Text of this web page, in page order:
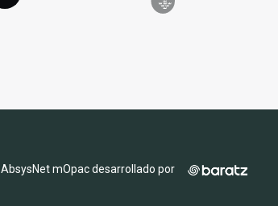
AbsysNet mOpac desarrollado por